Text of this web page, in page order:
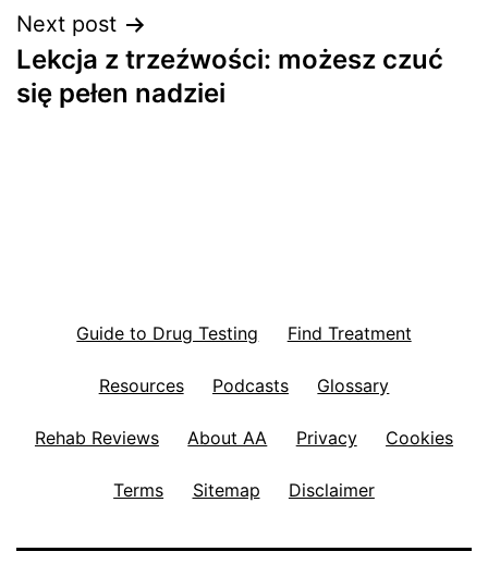
Next post
Lekcja z trzeźwości: możesz czuć
się pełen nadziei
Guide to Drug Testing Find Treatment
Resources Podcasts Glossary
Rehab Reviews About AA Privacy Cookies
Terms Sitemap Disclaimer